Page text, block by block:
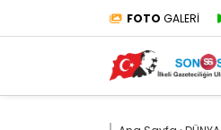
FOTO GALERİ